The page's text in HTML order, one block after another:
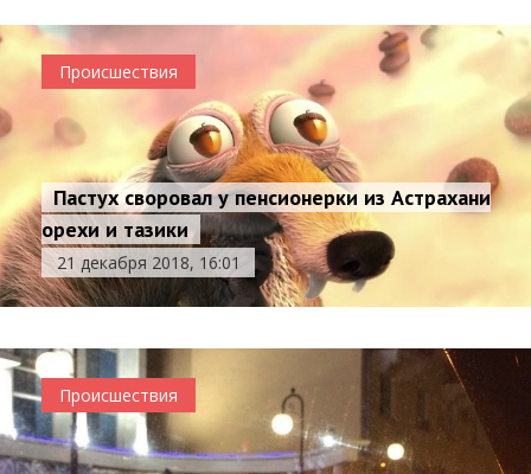
Происшествия
Пастух своровал у пенсионерки из Астрахани
орехи и тазики
21 декабря 2018, 16:01
Происшествия